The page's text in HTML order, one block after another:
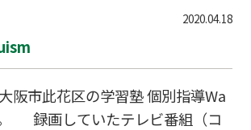
高見校では、南加賀屋校と合同
ライン集団授業を実施しておりま
ぐれも、ご自愛下さいませ。
2020.04.18
阪市此花区の学習塾 個別指導Wa
録画していたテレビ番組（コ